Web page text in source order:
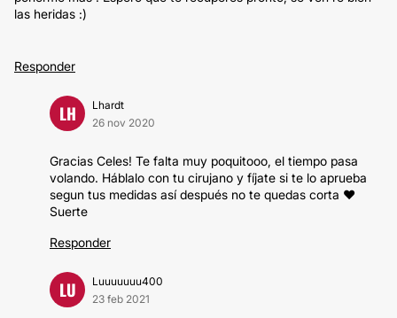
las heridas :)
Responder
LH
Lhardt
26 nov 2020
Gracias Celes! Te falta muy poquitooo, el tiempo pasa
volando. Háblalo con tu cirujano y fíjate si te lo aprueba
segun tus medidas así después no te quedas corta ❤️
Suerte
Responder
LU
Luuuuuuu400
23 feb 2021